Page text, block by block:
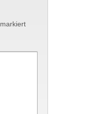
markiert